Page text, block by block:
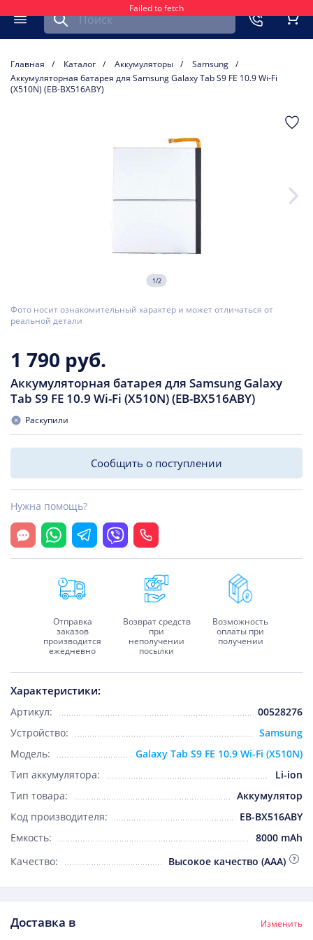
Failed to fetch
Меню
Найти запчасть для мобильного устройства
Главная Каталог Аккумуляторы
Samsung
Аккумуляторная батарея для Samsung Galaxy Tab S9 FE 10.9 Wi-Fi
(X510N) (EB-BX516ABY)
1/2
Фото носит ознакомительный характер и может отличаться от
реальной детали
Характеристики:
Артикул:
00528276
Устройство:
Samsung
Модель:
Galaxy Tab S9 FE 10.9 Wi-Fi (X510N)
Тип аккумулятора:
Li-ion
Тип товара:
Аккумулятор
Код производителя:
EB-BX516ABY
Емкость:
8000 mAh
Качество:
Высокое качество (AAA)
1 790 руб.
Аккумуляторная батарея для Samsung Galaxy
Tab S9 FE 10.9 Wi-Fi (X510N) (EB-BX516ABY)
Раскупили
Сообщить о поступлении
Нужна помощь?
Открыть чат
WhatsappTelegramViber Позвонить
Доставка в Изменить
Отправка
заказов
производится
ежедневно
Возврат средств
при
неполучении
посылки
Возможность
оплаты при
получении